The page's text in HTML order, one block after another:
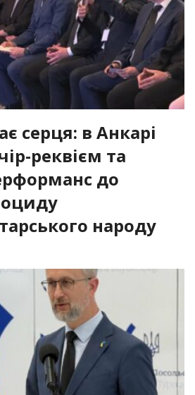
серця: в Анкарі
реквієм та
до
народу